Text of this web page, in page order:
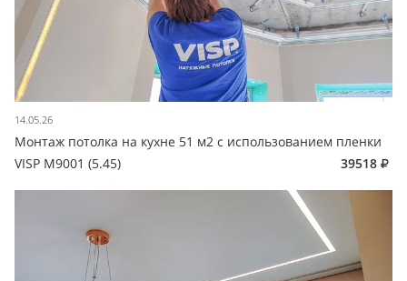
14.05.26
Монтаж потолка на кухне 51 м2 с использованием пленки
VISP M9001 (5.45)
39518